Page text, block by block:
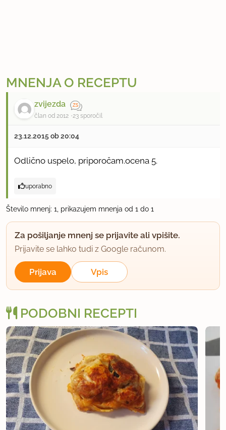
MNENJA O RECEPTU
zvijezda
član od 2012 23 sporočil
23.12.2015 ob 20:04
Odlično uspelo, priporočam.ocena 5.
uporabno
Število mnenj: 1, prikazujem mnenja od 1 do 1
Za pošiljanje mnenj se prijavite ali vpišite.
Prijavite se lahko tudi z Google računom.
Prijava Vpis
PODOBNI RECEPTI